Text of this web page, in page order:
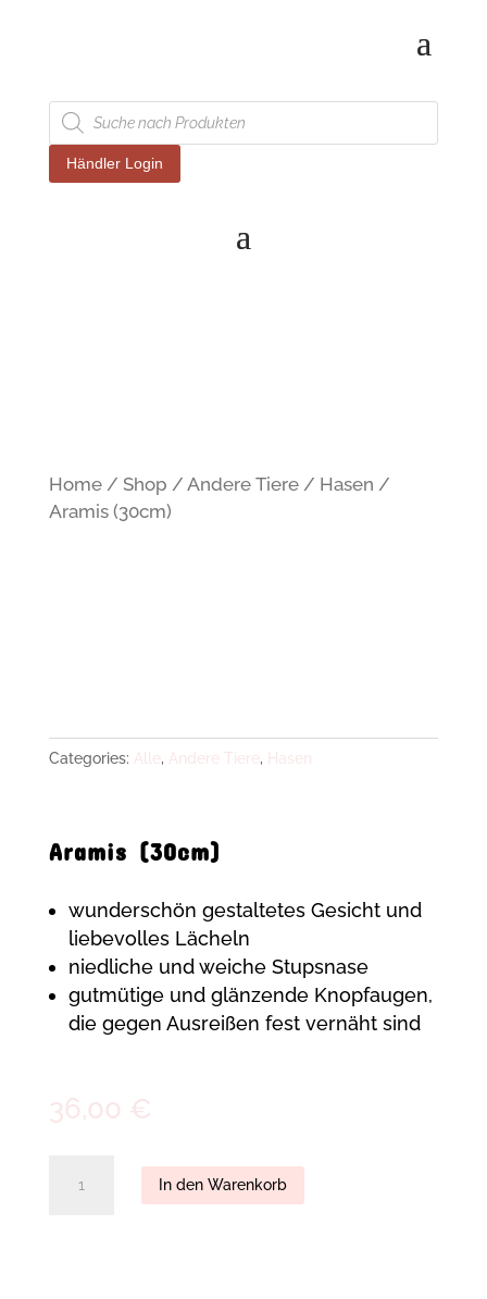
Products
search
Händler Login
Home/ Shop / Andere Tiere/ Hasen /
Aramis (30cm)
Categories: Alle , Andere Tiere , Hasen
Aramis (30cm)
wunderschön gestaltetes Gesicht und
liebevolles Lächeln
niedliche und weiche Stupsnase
gutmütige und glänzende Knopfaugen,
die gegen Ausreißen fest vernäht sind
36,00 €
(30cm)
In den Warenkorb